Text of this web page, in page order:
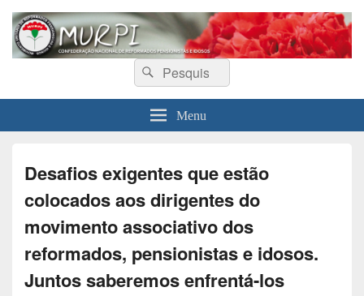
MURPI
Confederação Nacional de Reformados, Pensionistas e Idosos
Search
for:
Search
Menu
Desafios exigentes que estão
colocados aos dirigentes do
movimento associativo dos
reformados, pensionistas e idosos.
Juntos saberemos enfrentá-los